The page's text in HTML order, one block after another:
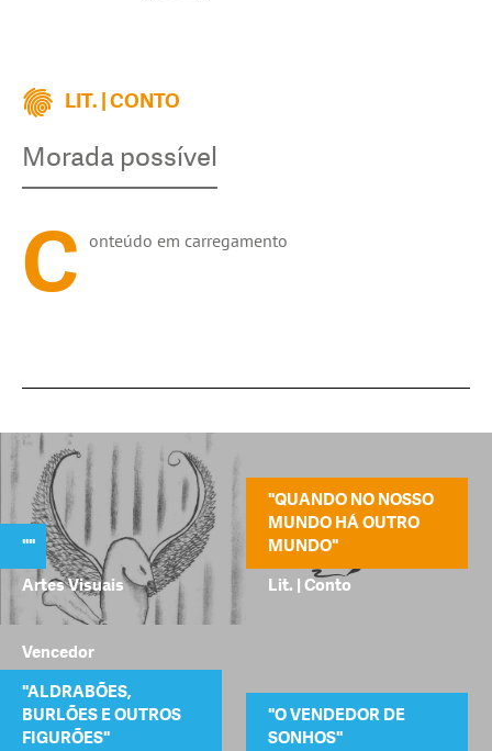
LIT. | CONTO
Morada possível
C onteúdo em carregamento
""
Artes Visuais
"QUANDO NO NOSSO
MUNDO HÁ OUTRO
MUNDO"
Lit. | Conto
Vencedor
"ALDRABÕES,
BURLÕES E OUTROS
FIGURÕES"
"O VENDEDOR DE
SONHOS"